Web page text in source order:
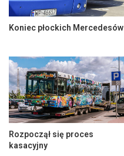
Koniec płockich Mercedesów
Rozpoczął się proces
kasacyjny